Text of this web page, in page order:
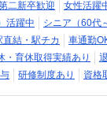
二新卒歓迎 女性活躍
活躍中 シニア（60代
直結・駅チカ 車通勤
・育休取得実績あり
研修制度あり 資格